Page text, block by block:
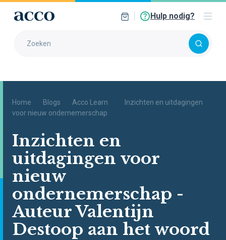
Hulp nodig?
Home Blogs Acco Learn
Inzichten en uitdagingen
voor nieuw ondernemerschap
Inzichten en
uitdagingen voor
nieuw
ondernemerschap -
Auteur Valentijn
Destoop aan het woord